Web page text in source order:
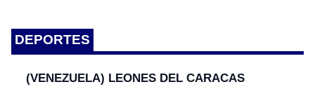
DEPORTES
(VENEZUELA) LEONES DEL CARACAS